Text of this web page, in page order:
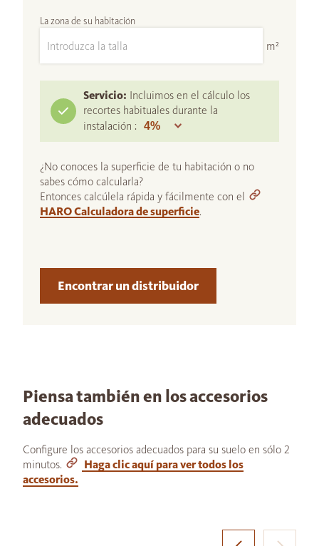
La zona de su habitación
m²
Servicio: Incluimos en el cálculo los
recortes habituales durante la
instalación :
¿No conoces la superficie de tu habitación o no
sabes cómo calcularla?
Entonces calcúlela rápida y fácilmente con el
HARO Calculadora de superficie.
Encontrar un distribuidor
Piensa también en los accesorios
adecuados
Configure los accesorios adecuados para su suelo en sólo 2
minutos.
Haga clic aquí para ver todos los
accesorios.